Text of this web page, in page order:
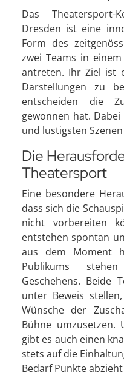
Das Theatersport-
Dresden ist eine
Form des
zwei Teams in
antreten. Ihr Ziel ist
Darstellungen zu
entscheiden die
gewonnen hat.
und lustigsten
Die
Theatersport
Eine besondere
dass sich die
nicht vorbereiten
entstehen spontan
aus dem Moment
Publikums
Geschehens. Beide
unter Beweis
Wünsche der
Bühne umzusetzen.
gibt es auch einen
stets auf die
Bedarf Punkte